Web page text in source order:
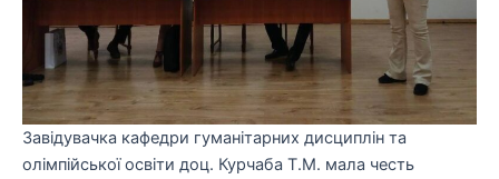
Завідувачка кафедри гуманітарних дисциплін та
олімпійської освіти доц. Курчаба Т.М. мала честь